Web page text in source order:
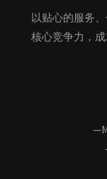
以贴心的服务
核心竞争力，